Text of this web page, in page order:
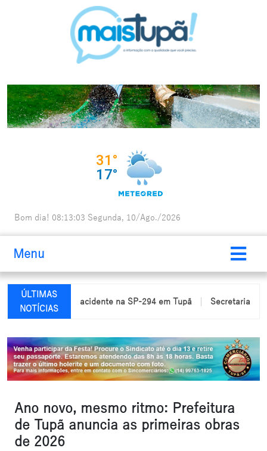
Bom dia! 08:13:04 Segunda, 10/Ago./2026
Menu
ÚLTIMAS
NOTÍCIAS
feridas em acidente na SP-294 em Tupã Secretaria de
Ano novo, mesmo ritmo: Prefeitura
de Tupã anuncia as primeiras obras
de 2026